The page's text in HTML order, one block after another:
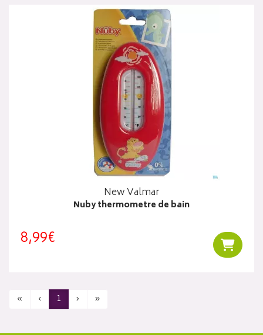
New Valmar
Nuby thermometre de bain
8,99€
« ‹ 1 › »